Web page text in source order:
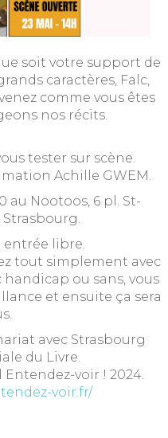
soit votre support de
caractères, Falc,
comme vous êtes
nos récits.
tester sur scène.
Achille GWEM.
au Nootoos, 6 pl. St-
libre.
tout simplement avec
ou sans, vous
et ensuite ça sera
avec Strasbourg
du Livre.
voir ! 2024.
voir.fr/